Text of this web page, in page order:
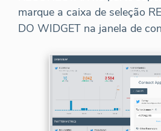
marque a caixa de seleção
DO WIDGET na janela de